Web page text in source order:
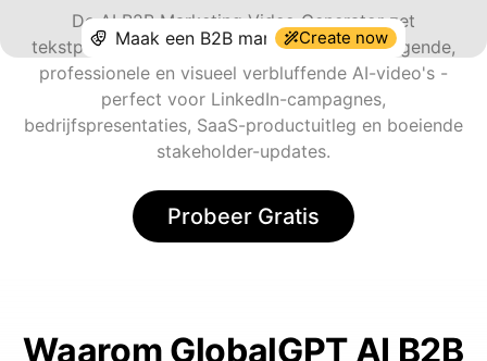
Create now
De AI B2B Marketing Video Generator zet
tekstprompts of bedrijfsassets om in overtuigende,
professionele en visueel verbluffende AI-video's -
perfect voor LinkedIn-campagnes,
bedrijfspresentaties, SaaS-productuitleg en boeiende
stakeholder-updates.
Probeer Gratis
Waarom GlobalGPT AI B2B